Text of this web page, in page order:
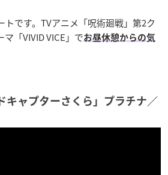
です。TVアニメ「呪術廻戦」第2ク
「VIVID VICE」でお昼休憩からの気
ャプターさくら」プラチナ／